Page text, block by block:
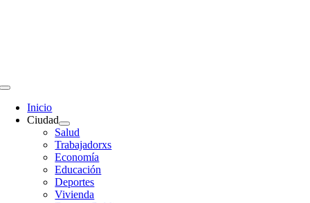
Toggle
Navigation
Inicio
Ciudad
Salud
Trabajadorxs
Economía
Educación
Deportes
Vivienda